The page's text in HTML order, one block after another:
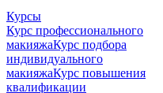
Курсы
Курс профессионального
макияжаКурс подбора
индивидуального
макияжаКурс повышения
квалификации